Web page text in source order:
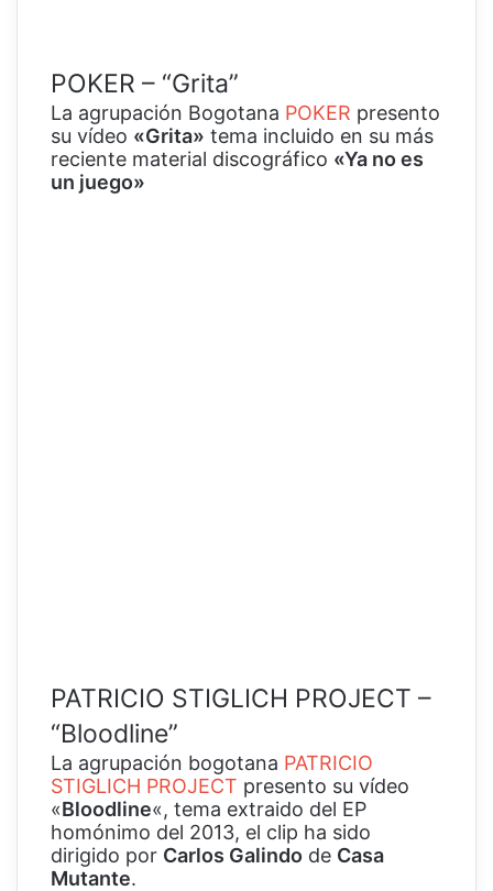
POKER – “Grita”
La agrupación Bogotana POKER presento
su vídeo «Grita» tema incluido en su más
reciente material discográfico «Ya no es
un juego»
PATRICIO STIGLICH PROJECT –
“Bloodline”
La agrupación bogotana PATRICIO
STIGLICH PROJECT presento su vídeo
«Bloodline«, tema extraido del EP
homónimo del 2013, el clip ha sido
dirigido por Carlos Galindo de Casa
Mutante.